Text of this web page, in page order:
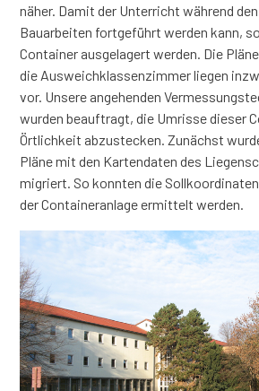
näher. Damit der Unterricht während
Bauarbeiten fortgeführt werden kann,
Container ausgelagert werden. Die
die Ausweichklassenzimmer liegen
vor. Unsere angehenden
wurden beauftragt, die Umrisse dieser
Örtlichkeit abzustecken. Zunächst
Pläne mit den Kartendaten des
migriert. So konnten die
der Containeranlage ermittelt werden.